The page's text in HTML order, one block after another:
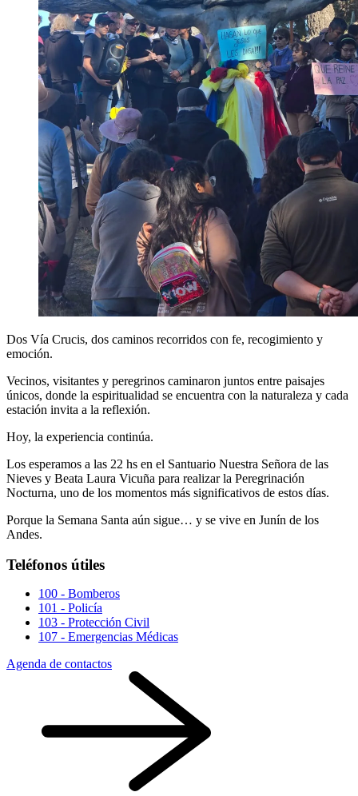
Dos Vía Crucis, dos caminos recorridos con fe, recogimiento y
emoción.
Vecinos, visitantes y peregrinos caminaron juntos entre paisajes
únicos, donde la espiritualidad se encuentra con la naturaleza y cada
estación invita a la reflexión.
Hoy, la experiencia continúa.
Los esperamos a las 22 hs en el Santuario Nuestra Señora de las
Nieves y Beata Laura Vicuña para realizar la Peregrinación
Nocturna, uno de los momentos más significativos de estos días.
Porque la Semana Santa aún sigue… y se vive en Junín de los
Andes.
Teléfonos útiles
100 - Bomberos
101 - Policía
103 - Protección Civil
107 - Emergencias Médicas
Agenda de contactos